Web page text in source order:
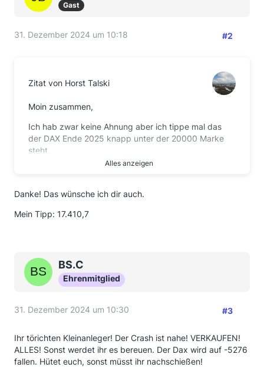
Gast
31. Dezember 2024 um 10:18 #2
Zitat von Horst Talski
Moin zusammen,
Ich hab zwar keine Ahnung aber ich tippe mal das
der DAX Ende 2025 knapp unter der 20000 Marke
steht.
Was tippt ihr so?
Guten Rutsch allen fleißigen Forenmenschen.
Alles anzeigen
Danke! Das wünsche ich dir auch.
Mein Tipp: 17.410,7
BS.C
Ehrenmitglied
31. Dezember 2024 um 10:30 #3
Ihr törichten Kleinanleger! Der Crash ist nahe! VERKAUFEN!
ALLES! Sonst werdet ihr es bereuen. Der Dax wird auf -5276
fallen. Hütet euch, sonst müsst ihr nachschießen!